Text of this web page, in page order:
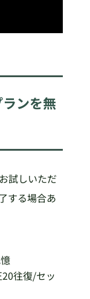
ンを無
試しいただ
する場合あ
往復/セッ